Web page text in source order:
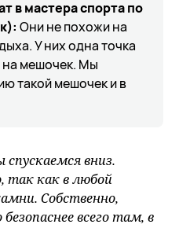
в мастера спорта по
Они не похожи на
У них одна точка
на мешочек. Мы
такой мешочек и в
вниз.
так как в любой
Собственно,
всего там, в